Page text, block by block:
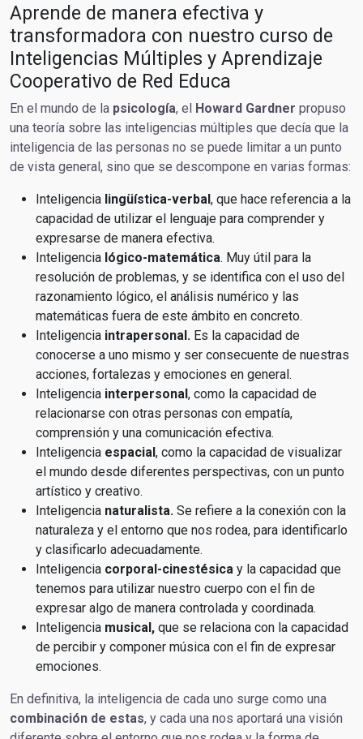
Aprende de manera efectiva y
transformadora con nuestro curso de
Inteligencias Múltiples y Aprendizaje
Cooperativo de Red Educa
En el mundo de la psicología, el Howard Gardner propuso
una teoría sobre las inteligencias múltiples que decía que la
inteligencia de las personas no se puede limitar a un punto
de vista general, sino que se descompone en varias formas:
Inteligencia lingüística-verbal, que hace referencia a la
capacidad de utilizar el lenguaje para comprender y
expresarse de manera efectiva.
Inteligencia lógico-matemática. Muy útil para la
resolución de problemas, y se identifica con el uso del
razonamiento lógico, el análisis numérico y las
matemáticas fuera de este ámbito en concreto.
Inteligencia intrapersonal. Es la capacidad de
conocerse a uno mismo y ser consecuente de nuestras
acciones, fortalezas y emociones en general.
Inteligencia interpersonal, como la capacidad de
relacionarse con otras personas con empatía,
comprensión y una comunicación efectiva.
Inteligencia espacial, como la capacidad de visualizar
el mundo desde diferentes perspectivas, con un punto
artístico y creativo.
Inteligencia naturalista. Se refiere a la conexión con la
naturaleza y el entorno que nos rodea, para identificarlo
y clasificarlo adecuadamente.
Inteligencia corporal-cinestésica y la capacidad que
tenemos para utilizar nuestro cuerpo con el fin de
expresar algo de manera controlada y coordinada.
Inteligencia musical, que se relaciona con la capacidad
de percibir y componer música con el fin de expresar
emociones.
En definitiva, la inteligencia de cada uno surge como una
combinación de estas, y cada una nos aportará una visión